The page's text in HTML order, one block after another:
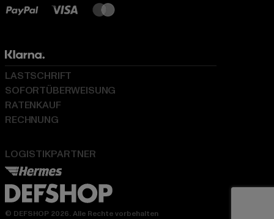
LOGISTIKPARTNER
LASTSCHRIFT
SOFORTÜBERWEISUNG
RATENKAUF
RECHNUNG
© DEFSHOP 2026. Alle Rechte vorbehalten